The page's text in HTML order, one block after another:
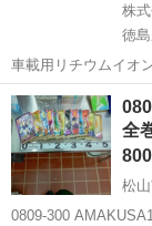
株
徳
車載用リチウムイオ
躍中！寮費無料★備
駐車場完備◎正社員登用
場のお仕事 ◇車載用
徳島 その他
全
松
0809-300